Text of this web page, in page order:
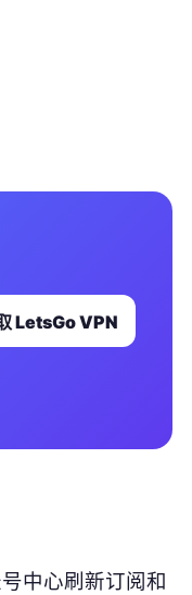
LetsGo VPN
中心刷新订阅和